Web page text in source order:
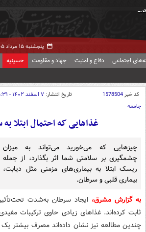
پنجشنبه ۱۵ مرداد ۱۴۰۵ -
اجتماعی دفاع و امنیت جهاد و مقاومت حسینیه
کد خبر1578504 تاریخ انتشار: ۷ اسفند ۱۴۰۲ - ۰۵:۳۱
جامعه
غذاهایی که احتمال ابتلا
چیزهایی که می‌خورید می‌تواند به میزان
چشمگیری بر سلامتی شما اثر بگذارد، از جمله
ریسک ابتلا به بیماری‌های مزمنی مثل دیابت،
بیماری قلبی و سرطان.
به گزارش مشرق،ایجاد سرطان به‌شدت
ثابت کرده‌اند. غذاهای زیادی حاوی ترکیبات
چندین مطالعه نیز نشان داده‌اند مصرف بیشتر